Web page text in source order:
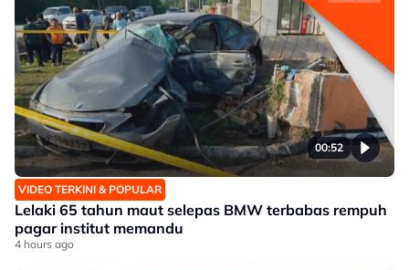
00:52
VIDEO TERKINI & POPULAR
Lelaki 65 tahun maut selepas BMW terbabas rempuh
pagar institut memandu
4 hours ago